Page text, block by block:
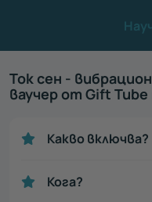
Ток сен -
ваучер от Gift
Какво включва?
Кога?